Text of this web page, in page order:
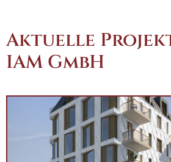
Aktuelle
IAM GmbH